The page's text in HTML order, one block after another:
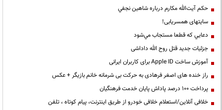
حكم آيت‌الله مكارم درباره شاهين نجفي
سایتهای همسریابی!
دعايي كه قطعا مستجاب مي‌شود
جزئیات جدید قتل روح الله داداشی
آموزش ساخت Apple ID برای کاربران ایرانی
راز خنده های اصغر فرهادی به حرکت بی شرمانه خانم بازیگر + عکس
پرداخت ۱۰۰ درصد پاداش پایان خدمت فرهنگیان
خلافی آنلاین/استعلام خلافی خودرو از طریق اینترنت، پیام کوتاه ، تلفن